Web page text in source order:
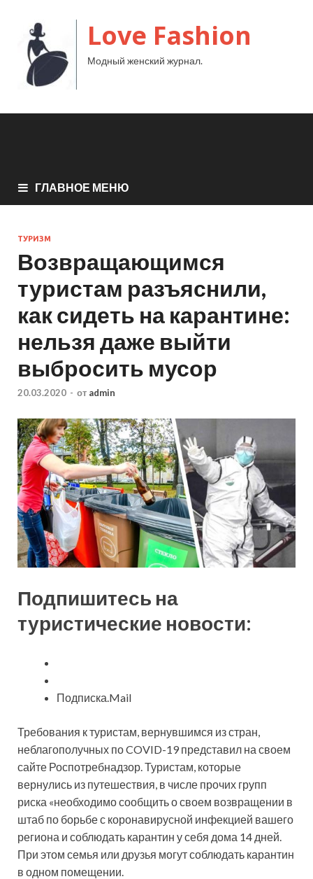
Love Fashion
Модный женский журнал.
ГЛАВНОЕ МЕНЮ
ТУРИЗМ
Возвращающимся
туристам разъяснили,
как сидеть на карантине:
нельзя даже выйти
выбросить мусор
20.03.2020 - от admin
Подпишитесь на
туристические новости:
Подписка.Mail
Требования к туристам, вернувшимся из стран,
неблагополучных по COVID-19 представил на своем
сайте Роспотребнадзор. Туристам, которые
вернулись из путешествия, в числе прочих групп
риска «необходимо сообщить о своем возвращении в
штаб по борьбе с коронавирусной инфекцией вашего
региона и соблюдать карантин у себя дома 14 дней.
При этом семья или друзья могут соблюдать карантин
в одном помещении.